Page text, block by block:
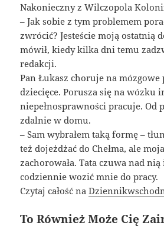
Nakonieczny z Wilczopola
– Jak sobie z tym problemem
zwrócić? Jesteście moją ostatnią
mówił, kiedy kilka dni temu
redakcji.
Pan Łukasz choruje na mózgowe
dziecięce. Porusza się na wózku
niepełnosprawności pracuje. Od
zdalnie w domu.
– Sam wybrałem taką formę –
też dojeżdżać do Chełma, ale
zachorowała. Tata czuwa nad
codziennie wozić mnie do pracy.
Czytaj całość na
To Również Może Cię